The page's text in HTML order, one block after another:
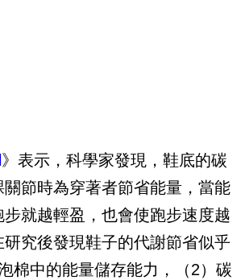
》表示，科學家發現，鞋底的碳
節時為穿著者節省能量，當能
就越輕盈，也會使跑步速度越
究後發現鞋子的代謝節省似乎
棉中的能量儲存能力，（2）碳